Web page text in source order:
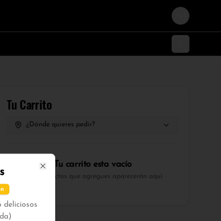
Login
Tu Carrito
¿Dónde quieres pedir?
Tu carrito esta vacío
Los productos que agregues aparecerán aquí
deliciosos
Close